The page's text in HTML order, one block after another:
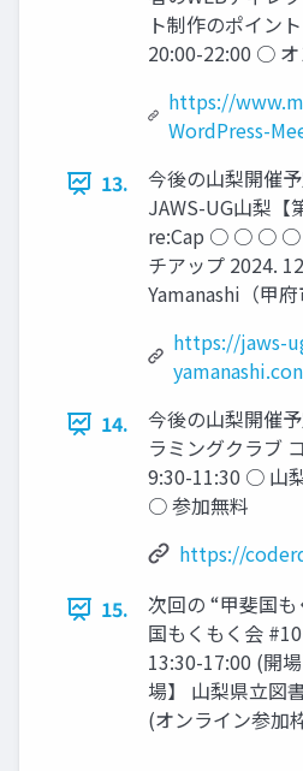
ト制作のポイン
20:00-22:00 ○
https://
WordPress-
13.
今後の山梨開
JAWS-UG山梨【
re:Cap ○ ○ ○ ○
チアップ 2024.
Yamanashi（甲
https://jaws-
14.
今後の山梨開催
ラミングクラブ
9:30-11:30 ○ 山
○ 参加無料
https://
15.
次回の “甲斐国
国もくもく会
13:30-17:00 (開
場】 山梨県立図
(オンライン参加